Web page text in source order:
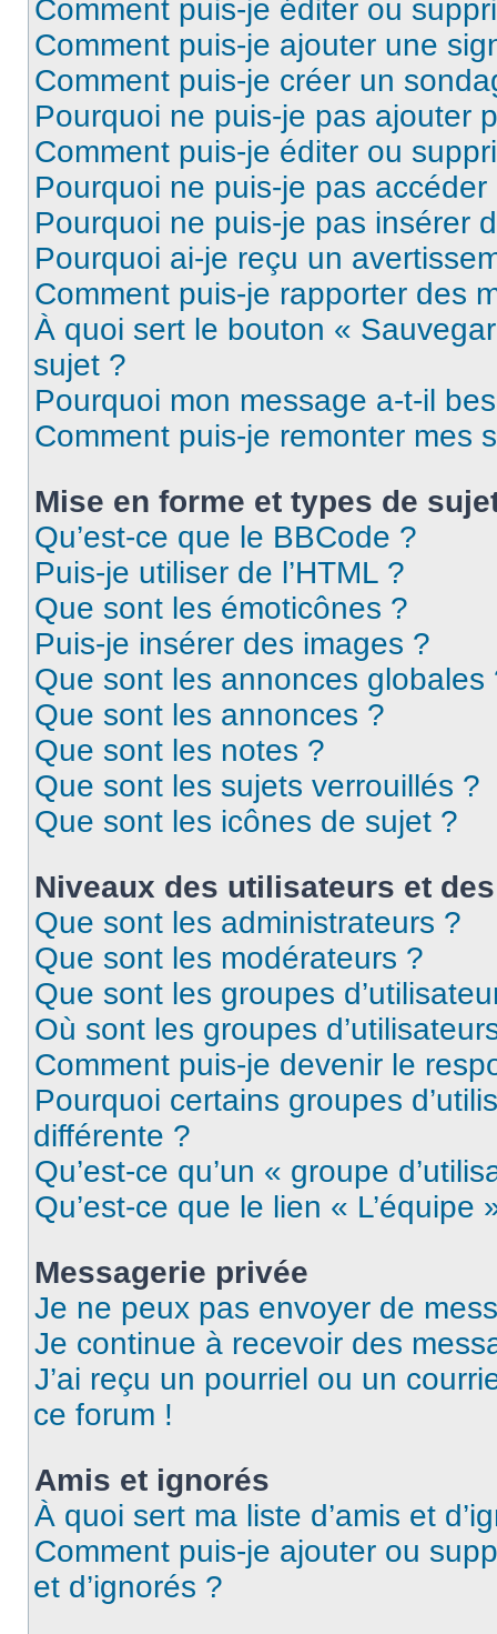
Comment puis-je éditer ou
Comment puis-je ajouter une
Comment puis-je créer un
Pourquoi ne puis-je pas ajouter
Comment puis-je éditer ou
Pourquoi ne puis-je pas
Pourquoi ne puis-je pas insérer
Pourquoi ai-je reçu un
Comment puis-je rapporter des
À quoi sert le bouton «
sujet ?
Pourquoi mon message a-t-il
Comment puis-je remonter mes
Mise en forme et types de
Qu’est-ce que le BBCode ?
Puis-je utiliser de l’HTML ?
Que sont les émoticônes ?
Puis-je insérer des images ?
Que sont les annonces globales
Que sont les annonces ?
Que sont les notes ?
Que sont les sujets verrouillés ?
Que sont les icônes de sujet ?
Niveaux des utilisateurs et
Que sont les administrateurs ?
Que sont les modérateurs ?
Que sont les groupes
Où sont les groupes
Comment puis-je devenir le
Pourquoi certains groupes
différente ?
Qu’est-ce qu’un « groupe
Qu’est-ce que le lien « L’équipe
Messagerie privée
Je ne peux pas envoyer de
Je continue à recevoir des
J’ai reçu un pourriel ou un
ce forum !
Amis et ignorés
À quoi sert ma liste d’amis et
Comment puis-je ajouter ou
et d’ignorés ?